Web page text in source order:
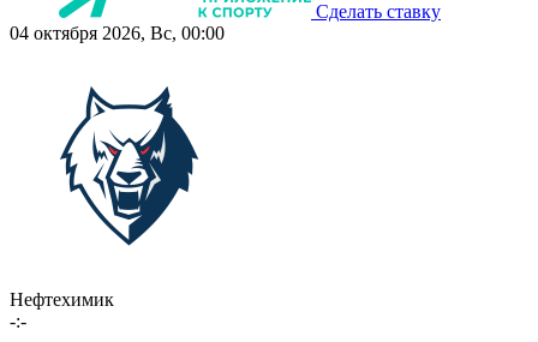
Сделать ставку
04 октября 2026, Вс, 00:00
Нефтехимик
-:-